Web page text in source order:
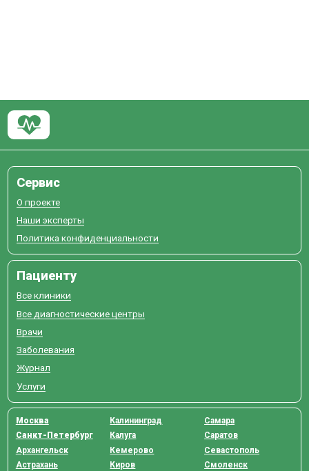
Сервис
О проекте
Наши эксперты
Политика конфиденциальности
Пациенту
Все клиники
Все диагностические центры
Врачи
Заболевания
Журнал
Услуги
Москва
Санкт-Петербург
Архангельск
Астрахань
Калининград
Калуга
Кемерово
Киров
Самара
Саратов
Севастополь
Смоленск